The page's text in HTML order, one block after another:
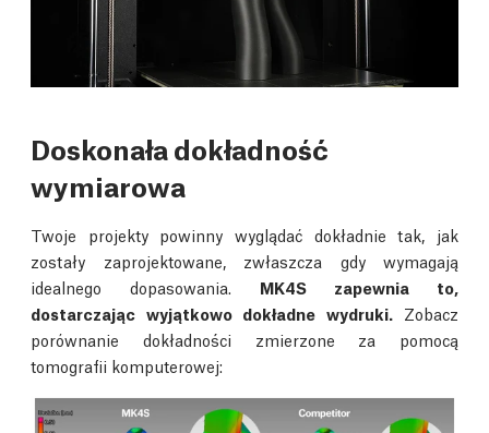
Doskonała dokładność
wymiarowa
Twoje projekty powinny wyglądać dokładnie tak, jak
zostały zaprojektowane, zwłaszcza gdy wymagają
idealnego dopasowania. MK4S zapewnia to,
dostarczając wyjątkowo dokładne wydruki.Zobacz
porównanie dokładności zmierzone za pomocą
tomografii komputerowej: